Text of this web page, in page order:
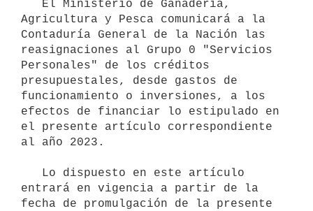
Agricultura y Pesca comunicará a la
Contaduría General de la Nación las
reasignaciones al Grupo 0 "Servicios
Personales" de los créditos
presupuestales, desde gastos de
funcionamiento o inversiones, a los
efectos de financiar lo estipulado en
el presente artículo correspondiente
al año 2023.
entrará en vigencia a partir de la
fecha de promulgación de la presente